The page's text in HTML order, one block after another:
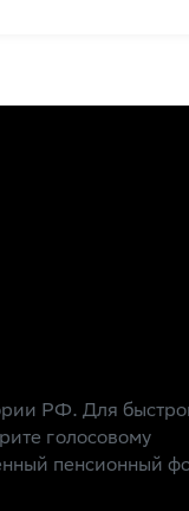
РФ. Для
голосовому
пенсионный